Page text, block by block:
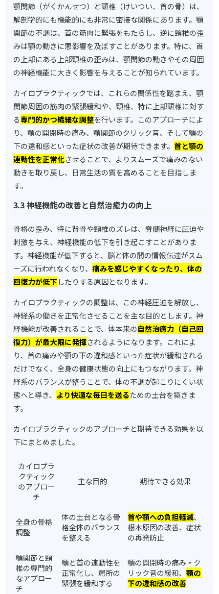
顎関節（がくかんせつ）と頸椎（けいつい、首の骨）は、
解剖学的にも機能的にも非常に密接な関係にあります。顎
関節の不調は、首の筋肉に緊張をもたらし、逆に頸椎の歪
みは顎の動きに悪影響を及ぼすことがあります。特に、首
の上部にある上部頸椎の歪みは、顎関節の動きやその周囲
の神経機能に大きく影響を与えることが知られています。
カイロプラクティックでは、これらの関係性を踏まえ、顎
関節周囲の筋肉の緊張緩和や、頸椎、特に上部頸椎に対す
る専門的かつ繊細な調整を行います。このアプローチによ
り、顎の開閉時の痛み、顎関節のクリック音、そして顎の
下の違和感といった症状の改善が期待できます。 首と顎の
連動性を正常化させることで、よりスムーズで痛みのない
動きを取り戻し、日常生活の質を高めることを目指しま
す。
3.3 神経機能の改善と自然治癒力の向上
骨格の歪み、特に背骨や頸椎のズレは、脊髄神経に圧迫や
刺激を与え、神経機能の低下を引き起こすことがありま
す。神経機能が低下すると、脳と体の間の情報伝達がスム
ーズに行われなくなり、痛みを感じやすくなったり、体の
回復力が低下したりする原因となります。
カイロプラクティックの調整は、この神経圧迫を解放し、
神経系の働きを正常化させることを主な目的とします。神
経機能が改善されることで、体本来の自然治癒力（自己回
復力）が最大限に発揮されるようになります。これによ
り、首の痛みや顎の下の違和感といった症状が緩和される
だけでなく、全身の健康状態の向上にもつながります。神
経系のバランスが整うことで、体の不調が起こりにくい状
態へと導き、 より快適な毎日を送るための土台を築きま
す。
カイロプラクティックのアプローチと期待できる効果を以
下にまとめました。
カイロプラ
クティック
のアプロー
チ
主な目的 期待できる効果
全身の骨格
調整
体の土台となる骨
格全体のバランス
を整える
首や顎への負担軽減、
根本原因の改善、症状
の再発防止
顎関節と頸
椎の専門的
なアプロー
チ
顎と首の連動性を
正常化し、局所の
緊張を緩和する
顎の開閉時の痛み・ク
リック音の緩和、 顎の
下の違和感の改善